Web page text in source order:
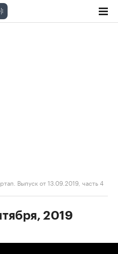
Выпуск от 13.09.2019, часть 4
2019